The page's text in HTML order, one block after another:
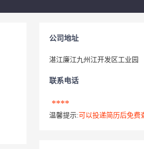
公司地址
湛江廉江九州江开发区工业园
联系电话
****
温馨提示: 可以投递简历后免费